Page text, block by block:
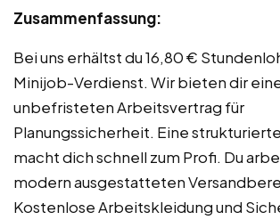
Zusammenfassung:
Bei uns erhältst du 16,80 €
Minijob-Verdienst. Wir bieten dir
unbefristeten Arbeitsvertrag für
Planungssicherheit. Eine
macht dich schnell zum Profi. Du
modern ausgestatteten
Kostenlose Arbeitskleidung und